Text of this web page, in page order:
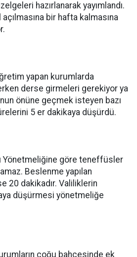
hazırlanarak yayımlandı.
açılmasına bir hafta kalmasına
yapan kurumlarda
derse girmeleri gerekiyor ya
önüne geçmek isteyen bazı
5 er dakikaya düşürdü.
Yönetmeliğine göre teneffüsler
Beslenme yapılan
20 dakikadır. Valiliklerin
düşürmesi yönetmeliğe
çoğu bahçesinde ek